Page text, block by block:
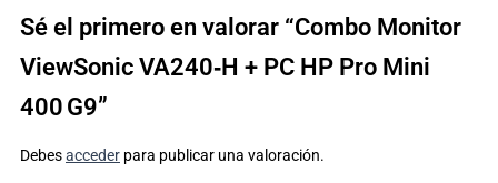
Sé el primero en valorar “Combo Monitor
ViewSonic VA240‑H + PC HP Pro Mini
400 G9”
Debesacceder para publicar una valoración.